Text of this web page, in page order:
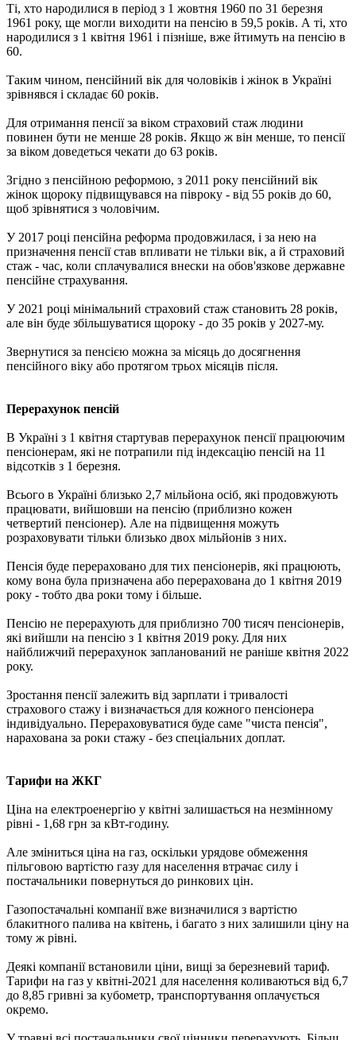
Ті, хто народилися в період з 1 жовтня 1960 по 31 березня
1961 року, ще могли виходити на пенсію в 59,5 років. А ті, хто
народилися з 1 квітня 1961 і пізніше, вже йтимуть на пенсію в
60.
Таким чином, пенсійний вік для чоловіків і жінок в Україні
зрівнявся і складає 60 років.
Для отримання пенсії за віком страховий стаж людини
повинен бути не менше 28 років. Якщо ж він менше, то пенсії
за віком доведеться чекати до 63 років.
Згідно з пенсійною реформою, з 2011 року пенсійний вік
жінок щороку підвищувався на півроку - від 55 років до 60,
щоб зрівнятися з чоловічим.
У 2017 році пенсійна реформа продовжилася, і за нею на
призначення пенсії став впливати не тільки вік, а й страховий
стаж - час, коли сплачувалися внески на обов'язкове державне
пенсійне страхування.
У 2021 році мінімальний страховий стаж становить 28 років,
але він буде збільшуватися щороку - до 35 років у 2027-му.
Звернутися за пенсією можна за місяць до досягнення
пенсійного віку або протягом трьох місяців після.
Перерахунок пенсій
В Україні з 1 квітня стартував перерахунок пенсії працюючим
пенсіонерам, які не потрапили під індексацію пенсій на 11
відсотків з 1 березня.
Всього в Україні близько 2,7 мільйона осіб, які продовжують
працювати, вийшовши на пенсію (приблизно кожен
четвертий пенсіонер). Але на підвищення можуть
розраховувати тільки близько двох мільйонів з них.
Пенсія буде перераховано для тих пенсіонерів, які працюють,
кому вона була призначена або перерахована до 1 квітня 2019
року - тобто два роки тому і більше.
Пенсію не перерахують для приблизно 700 тисяч пенсіонерів,
які вийшли на пенсію з 1 квітня 2019 року. Для них
найближчий перерахунок запланований не раніше квітня 2022
року.
Зростання пенсії залежить від зарплати і тривалості
страхового стажу і визначається для кожного пенсіонера
індивідуально. Перераховуватися буде саме "чиста пенсія",
нарахована за роки стажу - без спеціальних доплат.
Тарифи на ЖКГ
Ціна на електроенергію у квітні залишається на незмінному
рівні - 1,68 грн за кВт-годину.
Але зміниться ціна на газ, оскільки урядове обмеження
пільговою вартістю газу для населення втрачає силу і
постачальники повернуться до ринкових цін.
Газопостачальні компанії вже визначилися з вартістю
блакитного палива на квітень, і багато з них залишили ціну на
тому ж рівні.
Деякі компанії встановили ціни, вищі за березневий тариф.
Тарифи на газ у квітні-2021 для населення коливаються від 6,7
до 8,85 гривні за кубометр, транспортування оплачується
окремо.